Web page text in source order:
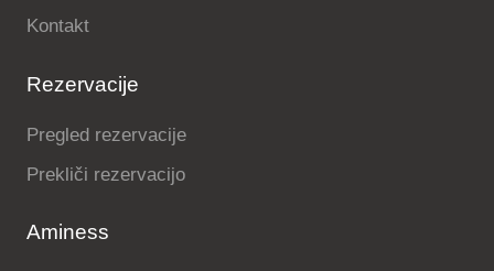
Kontakt
Rezervacije
Pregled rezervacije
Prekliči rezervacijo
Aminess